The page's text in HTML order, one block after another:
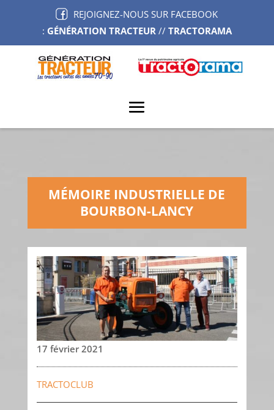
REJOIGNEZ-NOUS SUR FACEBOOK
: GÉNÉRATION TRACTEUR// TRACTORAMA
MÉMOIRE INDUSTRIELLE DE
BOURBON-LANCY
17 février 2021
TRACTOCLUB